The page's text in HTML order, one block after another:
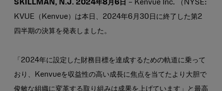
ア
ド
ス
SKILLMAN, N.J. 2024年8月6日 – Kenvue Inc. （NYSE:
KVUE（Kenvue）は本日、2024年6月30日に終了した第2
四半期の決算を発表しました。
「2024年に設定した財務目標を達成するための軌道に乗って
おり、Kenvueを収益性の高い成長に焦点を当てたより大胆で
俊敏な組織に変革する取り組みは成果を上げています」と最高